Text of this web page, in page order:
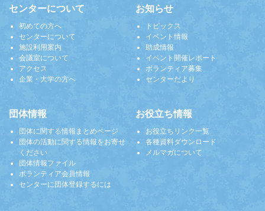
センターについて
初めての方へ
センターについて
施設利用案内
会議室について
アクセス
企業・大学の方へ
お知らせ
トピックス
イベント情報
助成情報
イベント開催レポート
ボランティア募集
センターだより
団体情報
団体に関する情報まとめページ
団体の活動に関する情報をお寄せ
ください
団体情報ファイル
ボランティア会員情報
センターに団体登録するには
お役立ち情報
お役立ちリンク一覧
各種資料ダウンロード
メルマガについて